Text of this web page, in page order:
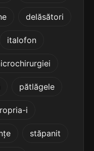
5 sil.
terminație: tului
5
delăsători
italofon
pătlăgele
i
stăpanit